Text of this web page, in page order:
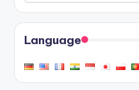
Language